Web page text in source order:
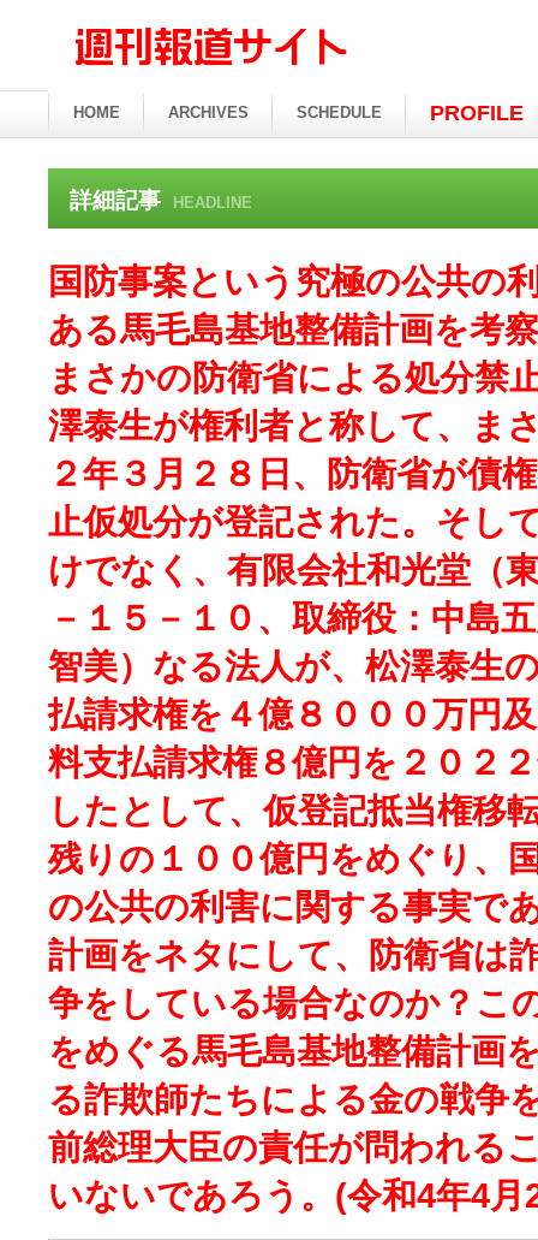
詳細記事 HEADLINE
国防事案という究極の公共の
ある馬毛島基地整備計画を
まさかの防衛省による処分禁
澤泰生が権利者と称して、ま
２年３月２８日、防衛省が債
止仮処分が登記された。そし
けでなく、有限会社和光堂（
－１５－１０、取締役：中島
智美）なる法人が、松澤泰生
払請求権を４億８０００万円
料支払請求権８億円を２０２
したとして、仮登記抵当権移
残りの１００億円をめぐり、
の公共の利害に関する事実で
計画をネタにして、防衛省は
争をしている場合なのか？こ
をめぐる馬毛島基地整備計画
る詐欺師たちによる金の戦争
前総理大臣の責任が問われる
いないであろう。(令和4年4月
HOME ARCHIVES SCHEDULE PROFILE